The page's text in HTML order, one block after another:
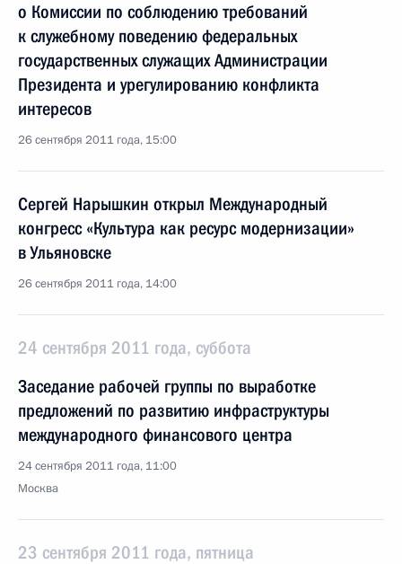
о Комиссии по соблюдению требований
к служебному поведению федеральных
государственных служащих Администрации
Президента и урегулированию конфликта
интересов
26 сентября 2011 года, 15:00
Сергей Нарышкин открыл Международный
конгресс «Культура как ресурс модернизации»
в Ульяновске
26 сентября 2011 года, 14:00
24 сентября 2011 года, суббота
Заседание рабочей группы по выработке
предложений по развитию инфраструктуры
международного финансового центра
24 сентября 2011 года, 11:00
Москва
23 сентября 2011 года, пятница